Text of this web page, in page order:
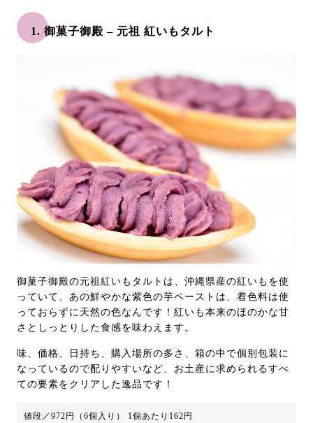
1. 御菓子御殿 – 元祖 紅いもタルト
御菓子御殿の元祖紅いもタルトは、沖縄県産の紅いもを使
っていて、あの鮮やかな紫色の芋ペーストは、着色料は使
っておらずに天然の色なんです！紅いも本来のほのかな甘
さとしっとりした食感を味わえます。
味、価格、日持ち、購入場所の多さ、箱の中で個別包装に
なっているので配りやすいなど、お土産に求められるすべ
ての要素をクリアした逸品です！
値段／972円（6個入り） 1個あたり162円